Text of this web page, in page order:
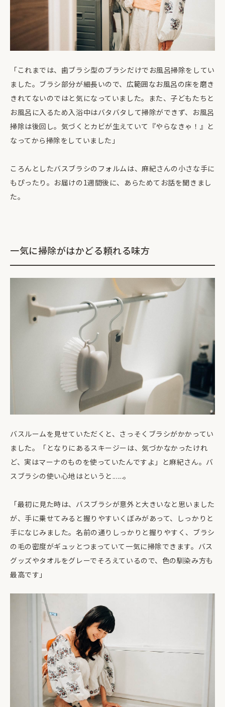
「これまでは、歯ブラシ型のブラシだけでお風呂掃除をしてい
ました。ブラシ部分が細長いので、広範囲なお風呂の床を磨き
きれてないのではと気になっていました。また、子どもたちと
お風呂に入るため入浴中はバタバタして掃除ができず、お風呂
掃除は後回し。気づくとカビが生えていて『やらなきゃ！』と
なってから掃除をしていました」
ころんとしたバスブラシのフォルムは、麻紀さんの小さな手に
もぴったり。お届けの1週間後に、あらためてお話を聞きまし
た。
一気に掃除がはかどる頼れる味方
バスルームを見せていただくと、さっそくブラシがかかってい
ました。「となりにあるスキージーは、気づかなかったけれ
ど、実はマーナのものを使っていたんですよ」と麻紀さん。バ
スブラシの使い心地はというと......。
「最初に見た時は、バスブラシが意外と大きいなと思いました
が、手に乗せてみると握りやすいくぼみがあって、しっかりと
手になじみました。名前の通りしっかりと握りやすく、ブラシ
の毛の密度がギュッとつまっていて一気に掃除できます。バス
グッズやタオルをグレーでそろえているので、色の馴染み方も
最高です」